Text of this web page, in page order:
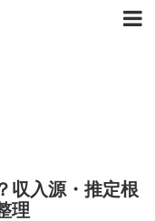
収入源・推定根
理